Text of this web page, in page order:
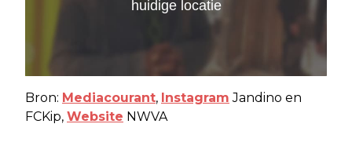
Bron: Mediacourant, Instagram Jandino en
FCKip, Website NWVA